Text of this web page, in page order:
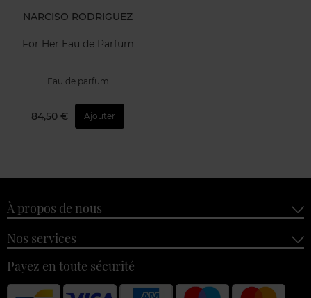
NARCISO RODRIGUEZ
For Her Eau de Parfum
Eau de parfum
84,50 € Ajouter
À propos de nous
Nos services
Payez en toute sécurité